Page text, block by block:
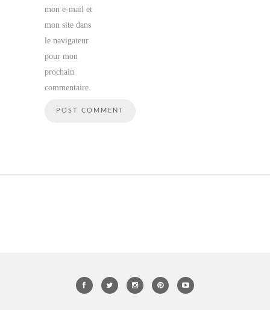
mon e-mail et
mon site dans
le navigateur
pour mon
prochain
commentaire.